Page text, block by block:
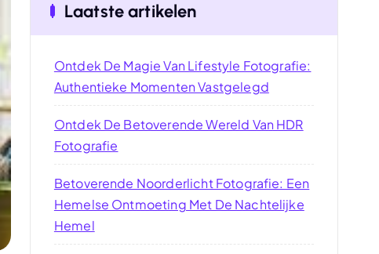
Laatste artikelen
Ontdek De Magie Van Lifestyle Fotografie:
Authentieke Momenten Vastgelegd
Ontdek De Betoverende Wereld Van HDR
Fotografie
Betoverende Noorderlicht Fotografie: Een
Hemelse Ontmoeting Met De Nachtelijke
Hemel